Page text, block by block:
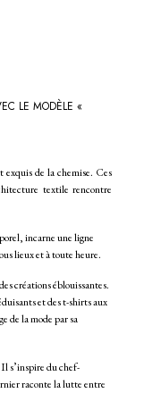
LE MODÈLE «
exquis de la chemise. Ces
textile rencontre
incarne une ligne
lieux et à toute heure.
créations éblouissantes.
et dest-shirtsaux
de la mode par sa
s’inspire du chef-
raconte la lutte entre